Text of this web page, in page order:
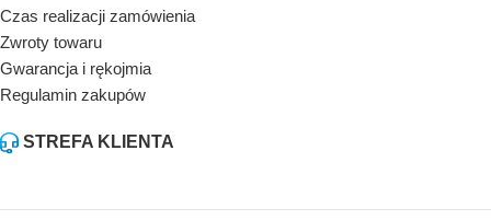
Czas realizacji zamówienia
Zwroty towaru
Gwarancja i rękojmia
Regulamin zakupów
STREFA KLIENTA